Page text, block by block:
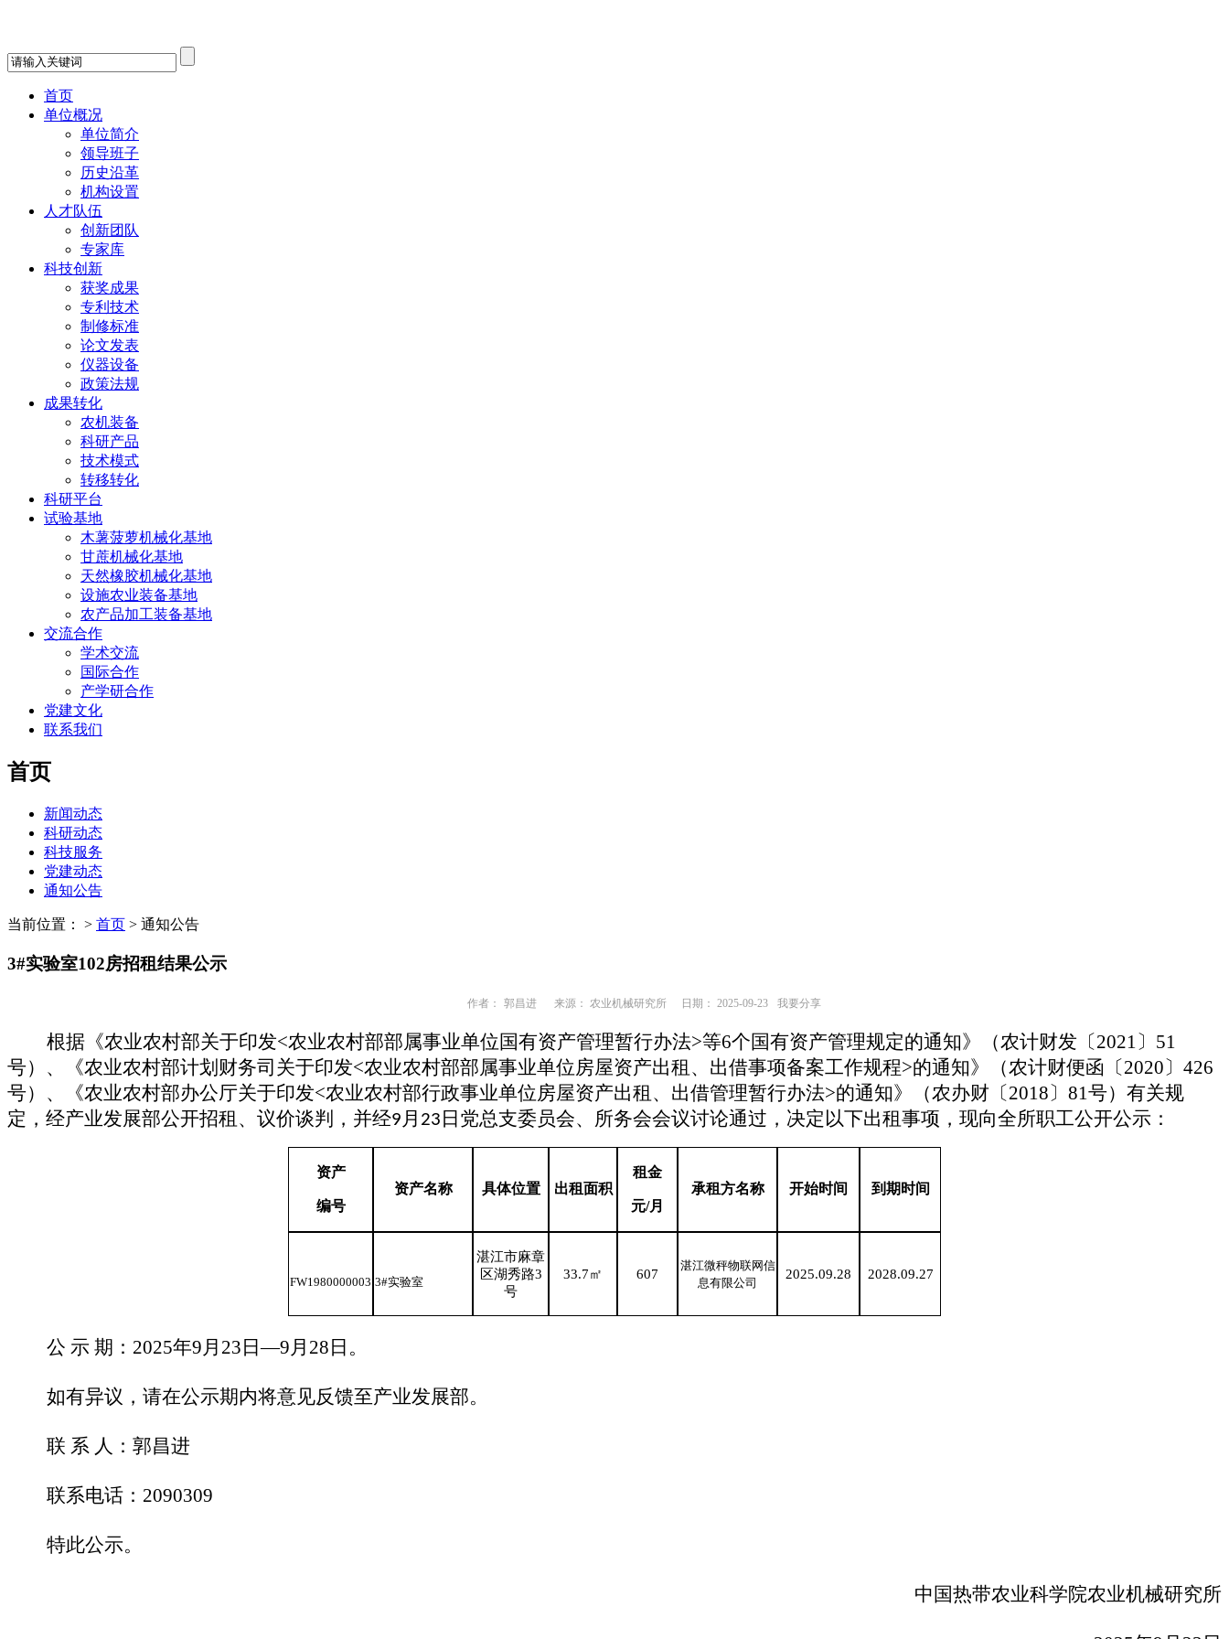
首页
单位概况
单位简介
领导班子
历史沿革
机构设置
人才队伍
创新团队
专家库
科技创新
获奖成果
专利技术
制修标准
论文发表
仪器设备
政策法规
成果转化
农机装备
科研产品
技术模式
转移转化
科研平台
试验基地
木薯菠萝机械化基地
甘蔗机械化基地
天然橡胶机械化基地
设施农业装备基地
农产品加工装备基地
交流合作
学术交流
国际合作
产学研合作
党建文化
联系我们
首页
新闻动态
科研动态
科技服务
党建动态
通知公告
当前位置： > 首页 > 通知公告
3#实验室102房招租结果公示
作者： 郭昌进 来源： 农业机械研究所 日期： 2025-09-23 我要分享
根据 《农业农村部关于印发<农业农村部部属事业单位国有资产管理暂行办法>等6个国有资产管理规定的通知》 （农计财发 〔2021 〕 51
号） 、《农业农村部计划财务司关于印发<农业农村部部属事业单位房屋资产出租、出借事项备案工作规程>的通知》（农计财便函 〔2020〕 426
号）、《农业农村部办公厅关于印发<农业农村部行政事业单位房屋资产出租、出借管理暂行办法>的通知》（农办财 〔2018〕 81号） 有关规
定， 经产业发展部公开招租、议价谈判，并经9 月 23 日 党总支委员会、 所务会会议讨论通过 ，决定以下出租事项，现向全所职工公开公示 ：
资产
编号
资产名称 具体位置 出租面积
租金
元/月
承租方名称 开始时间 到期时间
FW1980000003 3#实验室
湛江市麻章
区湖秀路3
号
33.7㎡ 607
湛江微秤物联网信
息有限公司
2025.09.28 2028.09.27
公 示 期： 2025年9 月 23 日—9 月 28 日。
如有异议，请在公示期内将意见反馈至产业发展部。
联 系 人：郭昌进
联系电话： 2090309
特此公示。
中国热带农业科学院农业机械研究所